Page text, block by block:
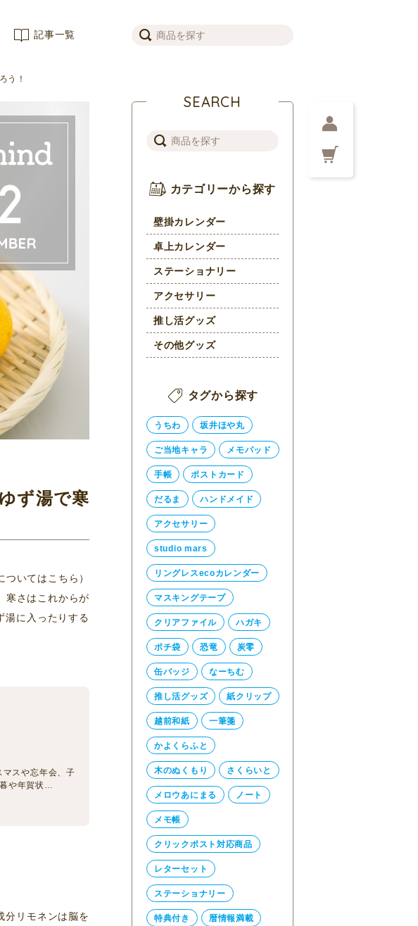
記事一覧
う！
ず湯で寒
いてはこちら）
寒さはこれからが
湯に入ったりする
スや忘年会、子
や年賀状…
分リモネンは脳を
SEARCH
カテゴリーから探す
壁掛カレンダー
卓上カレンダー
ステーショナリー
アクセサリー
推し活グッズ
その他グッズ
タグから探す
うちわ 坂井ほや丸
ご当地キャラ メモパッド
手帳 ポストカード
だるま ハンドメイド
アクセサリー
studio mars
リングレスecoカレンダー
マスキングテープ
クリアファイル ハガキ
ポチ袋 恐竜 炭零
缶バッジ なーちむ
推し活グッズ 紙クリップ
越前和紙 一筆箋
かよくらふと
木のぬくもり さくらいと
メロウあにまる ノート
メモ帳
クリックポスト対応商品
レターセット
ステーショナリー
特典付き 暦情報満載